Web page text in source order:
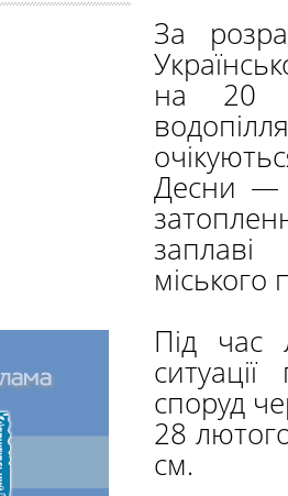
За
на 20
Десни —
заплаві
міського
Під час
споруд
28
см.